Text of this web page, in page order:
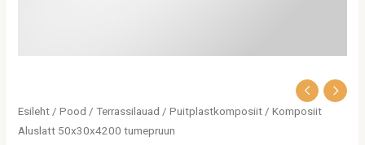
Esileht /Pood /Terrassilauad /Puitplastkomposiit / Komposiit
Aluslatt 50x30x4200 tumepruun